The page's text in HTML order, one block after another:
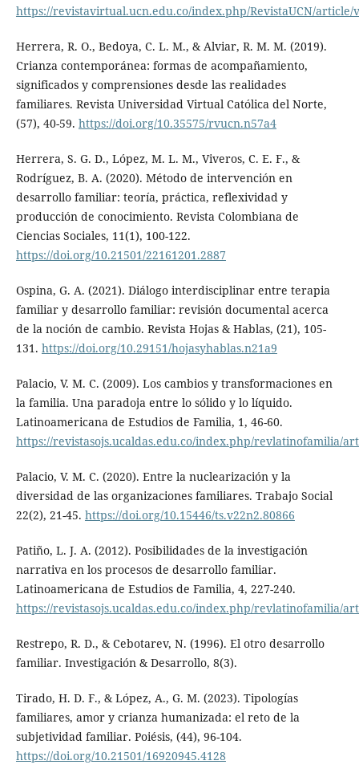
https://revistavirtual.ucn.edu.co/index.php/RevistaUCN/article/
Herrera, R. O., Bedoya, C. L. M., & Alviar, R. M. M. (2019).
Crianza contemporánea: formas de acompañamiento,
significados y comprensiones desde las realidades
familiares. Revista Universidad Virtual Católica del Norte,
(57), 40-59. https://doi.org/10.35575/rvucn.n57a4
Herrera, S. G. D., López, M. L. M., Viveros, C. E. F., &
Rodríguez, B. A. (2020). Método de intervención en
desarrollo familiar: teoría, práctica, reflexividad y
producción de conocimiento. Revista Colombiana de
Ciencias Sociales, 11(1), 100-122.
https://doi.org/10.21501/22161201.2887
Ospina, G. A. (2021). Diálogo interdisciplinar entre terapia
familiar y desarrollo familiar: revisión documental acerca
de la noción de cambio. Revista Hojas & Hablas, (21), 105-
131. https://doi.org/10.29151/hojasyhablas.n21a9
Palacio, V. M. C. (2009). Los cambios y transformaciones en
la familia. Una paradoja entre lo sólido y lo líquido.
Latinoamericana de Estudios de Familia, 1, 46-60.
https://revistasojs.ucaldas.edu.co/index.php/revlatinofamilia/
Palacio, V. M. C. (2020). Entre la nuclearización y la
diversidad de las organizaciones familiares. Trabajo Social
22(2), 21-45. https://doi.org/10.15446/ts.v22n2.80866
Patiño, L. J. A. (2012). Posibilidades de la investigación
narrativa en los procesos de desarrollo familiar.
Latinoamericana de Estudios de Familia, 4, 227-240.
https://revistasojs.ucaldas.edu.co/index.php/revlatinofamilia/
Restrepo, R. D., & Cebotarev, N. (1996). El otro desarrollo
familiar. Investigación & Desarrollo, 8(3).
Tirado, H. D. F., & López, A., G. M. (2023). Tipologías
familiares, amor y crianza humanizada: el reto de la
subjetividad familiar. Poiésis, (44), 96-104.
https://doi.org/10.21501/16920945.4128